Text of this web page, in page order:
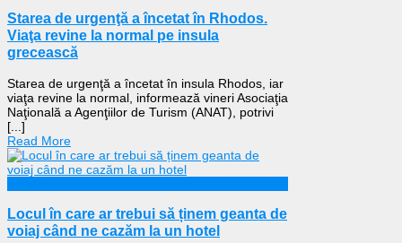
Starea de urgenţă a încetat în Rhodos.
Viaţa revine la normal pe insula
grecească
Starea de urgenţă a încetat în insula Rhodos, iar
viaţa revine la normal, informează vineri Asociaţia
Naţională a Agenţiilor de Turism (ANAT), potrivi
[...]
Read More
Locul în care ar trebui să ținem geanta de
voiaj când ne cazăm la un hotel